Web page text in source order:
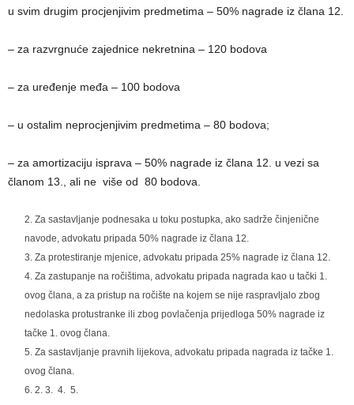
u svim drugim procjenjivim predmetima – 50% nagrade iz člana 12.
– za razvrgnuće zajednice nekretnina – 120 bodova
– za uređenje međa – 100 bodova
– u ostalim neprocjenjivim predmetima – 80 bodova;
– za amortizaciju isprava – 50% nagrade iz člana 12. u vezi sa
članom 13., ali ne više od 80 bodova.
Za sastavljanje podnesaka u toku postupka, ako sadrže činjenične
navode, advokatu pripada 50% nagrade iz člana 12.
Za protestiranje mjenice, advokatu pripada 25% nagrade iz člana 12.
Za zastupanje na ročištima, advokatu pripada nagrada kao u tački 1.
ovog člana, a za pristup na ročište na kojem se nije raspravljalo zbog
nedolaska protustranke ili zbog povlačenja prijedloga 50% nagrade iz
tačke 1. ovog člana.
Za sastavljanje pravnih lijekova, advokatu pripada nagrada iz tačke 1.
ovog člana.
2. 3. 4. 5.